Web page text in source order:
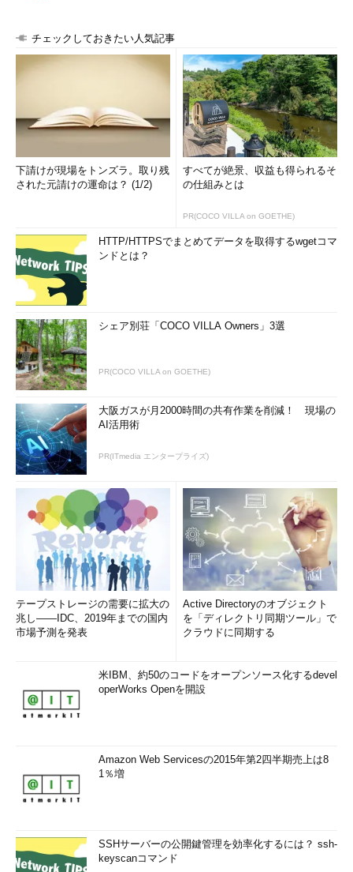
チェックしておきたい人気記事
下請けが現場をトンズラ。取り残
された元請けの運命は？ (1/2)
すべてが絶景、収益も得られるそ
の仕組みとは
PR(COCO VILLA on GOETHE)
HTTP/HTTPSでまとめてデータを取得するwgetコマ
ンドとは？
シェア別荘「COCO VILLA Owners」3選
PR(COCO VILLA on GOETHE)
大阪ガスが月2000時間の共有作業を削減！ 現場の
AI活用術
PR(ITmedia エンタープライズ)
テープストレージの需要に拡大の
兆し――IDC、2019年までの国内
市場予測を発表
Active Directoryのオブジェクト
を「ディレクトリ同期ツール」で
クラウドに同期する
米IBM、約50のコードをオープンソース化するdevel
operWorks Openを開設
Amazon Web Servicesの2015年第2四半期売上は8
1％増
SSHサーバーの公開鍵管理を効率化するには？ ssh-
keyscanコマンド